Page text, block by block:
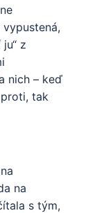
z
nich – keď
tak
na
s tým,